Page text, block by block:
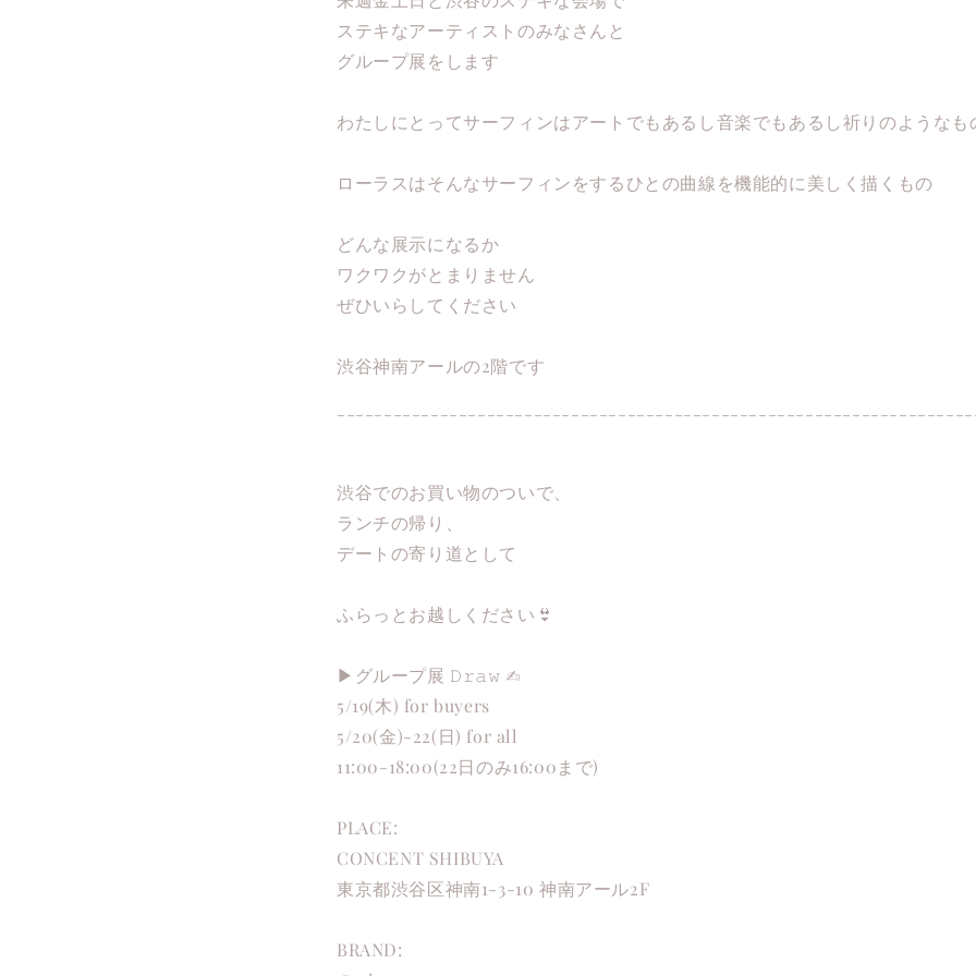
ステキなアーティストのみなさんと
グループ展をします
わたしにとってサーフィンはアートでもあるし音楽でもあるし祈りのようなも
ローラスはそんなサーフィンをするひとの曲線を機能的に美しく描くもの
どんな展示になるか
ワクワクがとまりません
ぜひいらしてください
渋谷神南アールの2階です
渋谷でのお買い物のついで、
ランチの帰り、
デートの寄り道として
ふらっとお越しください👙
▶︎グループ展 𝙳𝚛𝚊𝚠 ✍︎︎
5/19(木) for buyers
5/20(金)-22(日) for all
11:00-18:00(22日のみ16:00まで)
PLACE:
CONCENT SHIBUYA
東京都渋谷区神南1-3-10 神南アール2F
BRAND: